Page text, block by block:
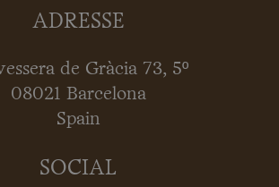
ADRESSE
de Gràcia 73, 5º
08021 Barcelona
Spain
SOCIAL